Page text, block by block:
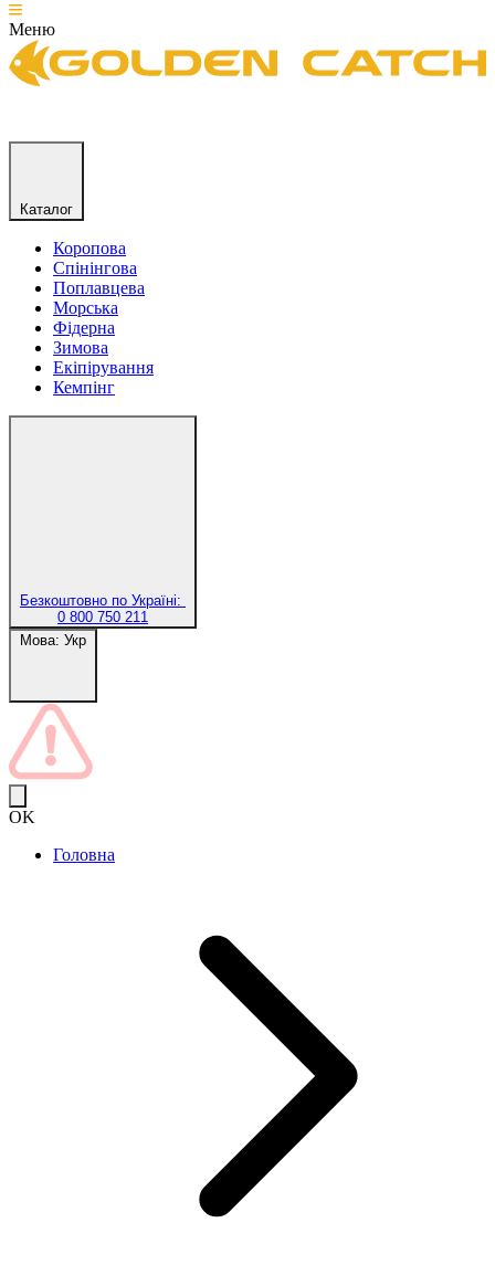
Меню
Каталог
Коропова
Спінінгова
Поплавцева
Морська
Фідерна
Зимова
Екіпірування
Кемпінг
Безкоштовно по Україні:
0 800 750 211
Мова: Укр
OK
Головна